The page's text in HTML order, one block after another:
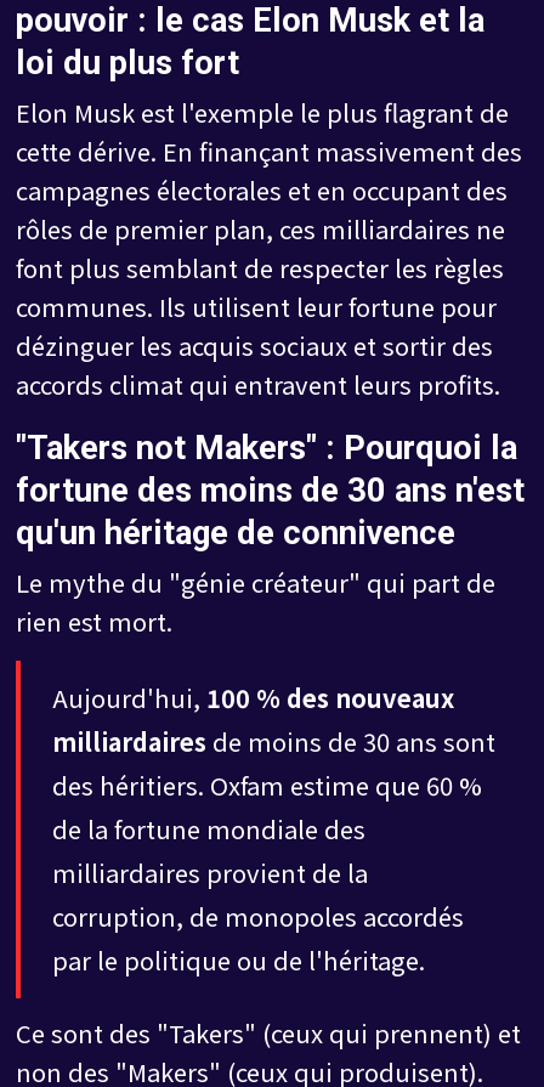
pouvoir : le cas Elon Musk et la
loi du plus fort
Elon Musk est l'exemple le plus flagrant de
cette dérive. En finançant massivement des
campagnes électorales et en occupant des
rôles de premier plan, ces milliardaires ne
font plus semblant de respecter les règles
communes. Ils utilisent leur fortune pour
dézinguer les acquis sociaux et sortir des
accords climat qui entravent leurs profits.
"Takers not Makers" : Pourquoi la
fortune des moins de 30 ans n'est
qu'un héritage de connivence
Le mythe du "génie créateur" qui part de
rien est mort.
Aujourd'hui, 100 % des nouveaux
milliardaires de moins de 30 ans sont
des héritiers. Oxfam estime que 60 %
de la fortune mondiale des
milliardaires provient de la
corruption, de monopoles accordés
par le politique ou de l'héritage.
Ce sont des "Takers" (ceux qui prennent) et
non des "Makers" (ceux qui produisent).